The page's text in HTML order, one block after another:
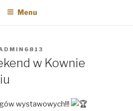
Menu
w Kownie
wystawowych!!!